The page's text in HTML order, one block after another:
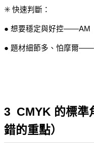
✳️ 快速判斷：
● 想要穩定與好控——AM
● 題材細節多、怕摩爾——
3  CMYK 的標準
錯的重點）